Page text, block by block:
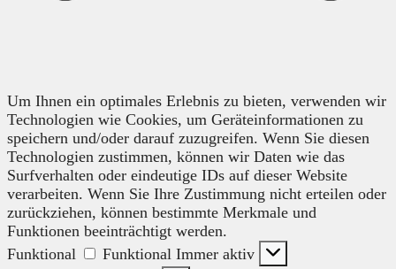
Um Ihnen ein optimales Erlebnis zu bieten, verwenden wir
Technologien wie Cookies, um Geräteinformationen zu
speichern und/oder darauf zuzugreifen. Wenn Sie diesen
Technologien zustimmen, können wir Daten wie das
Surfverhalten oder eindeutige IDs auf dieser Website
verarbeiten. Wenn Sie Ihre Zustimmung nicht erteilen oder
zurückziehen, können bestimmte Merkmale und
Funktionen beeinträchtigt werden.
Funktional
Funktional Immer aktiv